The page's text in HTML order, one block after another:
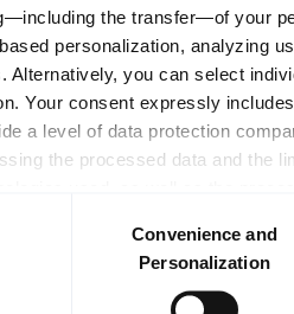
the transfer—of your
personalization, analyzing
Alternatively, you can select
Your consent expressly
a level of data protection
the processed data and the
on your chosen settings, or if
be available. You can
link "Cookie settings" at the
Convenience and
Personalization